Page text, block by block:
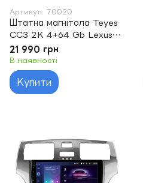
Артикул: 70020
Штатна магнітола Teyes
CC3 2K 4+64 Gb Lexus
CT CT200 CT200h 2010-
2018 9"
21 990 грн
В наявності
Купити